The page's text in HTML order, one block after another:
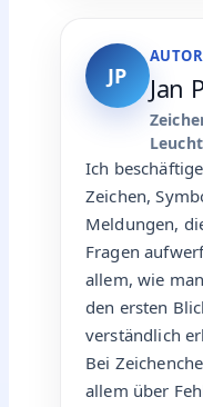
JP Jan
Ich
Zeichen,
Meldungen,
Fragen
allem, wie
den ersten
verständlich
Bei
allem über